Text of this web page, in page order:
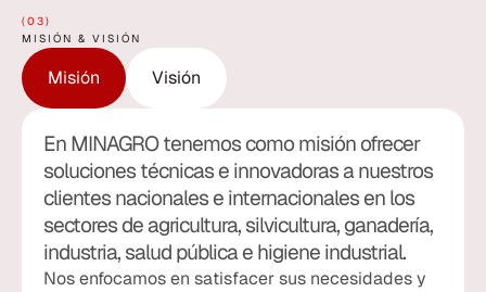
(03)
MISIÓN & VISIÓN
Misión Visión
En MINAGRO tenemos como misión ofrecer
soluciones técnicas e innovadoras a nuestros
clientes nacionales e internacionales en los
sectores de agricultura, silvicultura, ganadería,
industria, salud pública e higiene industrial.
Nos enfocamos en satisfacer sus necesidades y